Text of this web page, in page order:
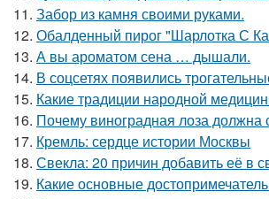
11. Забор из камня своими руками.
12. Обалденный пирог "Шарлотка С
13. А вы ароматом сена … дышали.
14. В соцсетях появились
15. Какие традиции народной
16. Почему виноградная лоза должна
17. Кремль: сердце истории Москвы
18. Свекла: 20 причин добавить её в
19. Какие основные